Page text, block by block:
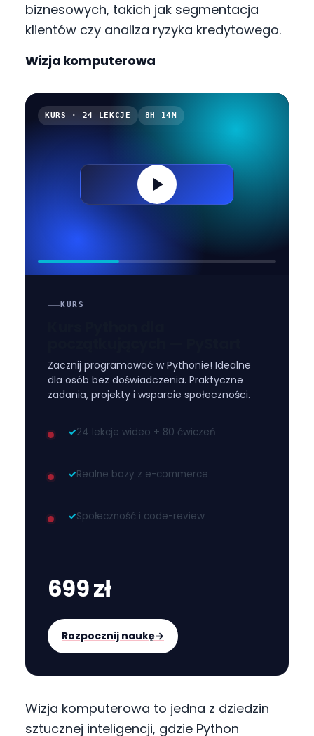
biznesowych, takich jak segmentacja
klientów czy analiza ryzyka kredytowego.
Wizja komputerowa
KURS · 24 LEKCJE 8H 14M
KURS
Zacznij programować w Pythonie! Idealne
dla osób bez doświadczenia. Praktyczne
zadania, projekty i wsparcie społeczności.
✓24 lekcje wideo + 80 ćwiczeń
✓Realne bazy z e-commerce
✓Społeczność i code-review
699 zł
Rozpocznij naukę→
Wizja komputerowa to jedna z dziedzin
sztucznej inteligencji, gdzie Python